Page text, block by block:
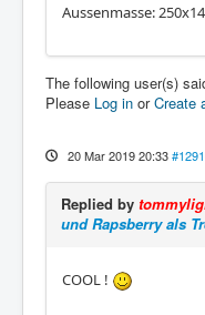
Aussenmasse:
The following user(s)
Please Log in orCreate
20 Mar 2019 20:33
Replied by
und Rapsberry als
COOL !